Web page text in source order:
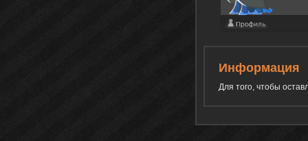
Информация
Для того, чтобы